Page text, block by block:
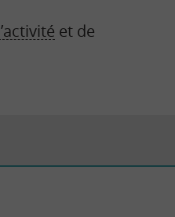
et de